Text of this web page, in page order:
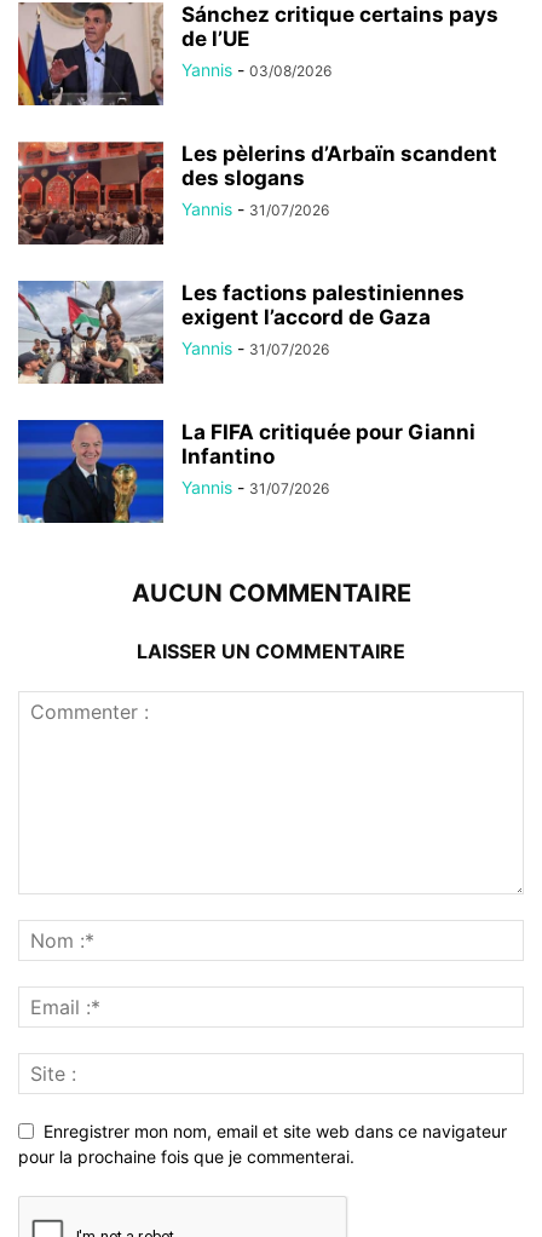
Sánchez critique certains pays
de l’UE
Yannis - 03/08/2026
Les pèlerins d’Arbaïn scandent
des slogans
Yannis - 31/07/2026
Les factions palestiniennes
exigent l’accord de Gaza
Yannis - 31/07/2026
La FIFA critiquée pour Gianni
Infantino
Yannis - 31/07/2026
AUCUN COMMENTAIRE
LAISSER UN COMMENTAIRE
Enregistrer mon nom, email et site web dans ce navigateur
pour la prochaine fois que je commenterai.